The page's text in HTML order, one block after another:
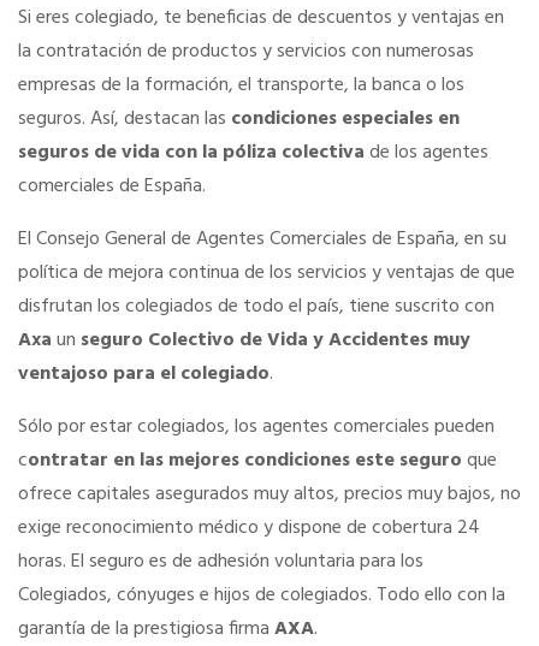
SERVICIOS
SERVICIOS EN TU COLEGIO
Si eres mujer o tienes menos de 36…
Curso de Acceso
Formación gratuita
Título Oficial
Tu Carnet Profesional, ahora Digital
Si eres colegiado, te beneficias de descuentos y ventajas en
la contratación de productos y servicios con numerosas
empresas de la formación, el transporte, la banca o los
seguros. Así, destacan las condiciones especiales en
seguros de vida con la póliza colectivade los agentes
comerciales de España.
El Consejo General de Agentes Comerciales de España, en su
política de mejora continua de los servicios y ventajas de que
disfrutan los colegiados de todo el país, tiene suscrito con
Axaun seguro Colectivo de Vida y Accidentes muy
ventajoso para el colegiado.
Sólo por estar colegiados, los agentes comerciales pueden
contratar en las mejores condiciones este seguroque
ofrece capitales asegurados muy altos, precios muy bajos, no
exige reconocimiento médico y dispone de cobertura 24
horas. El seguro es de adhesión voluntaria para los
Colegiados, cónyuges e hijos de colegiados. Todo ello con la
garantía de la prestigiosa firmaAXA.